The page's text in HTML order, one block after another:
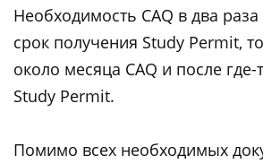
Необходимость CAQ в два
срок получения Study Permit,
около месяца CAQ и после
Study Permit.
Помимо всех необходимых